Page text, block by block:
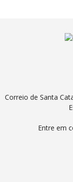
Correio de Santa
Entre em